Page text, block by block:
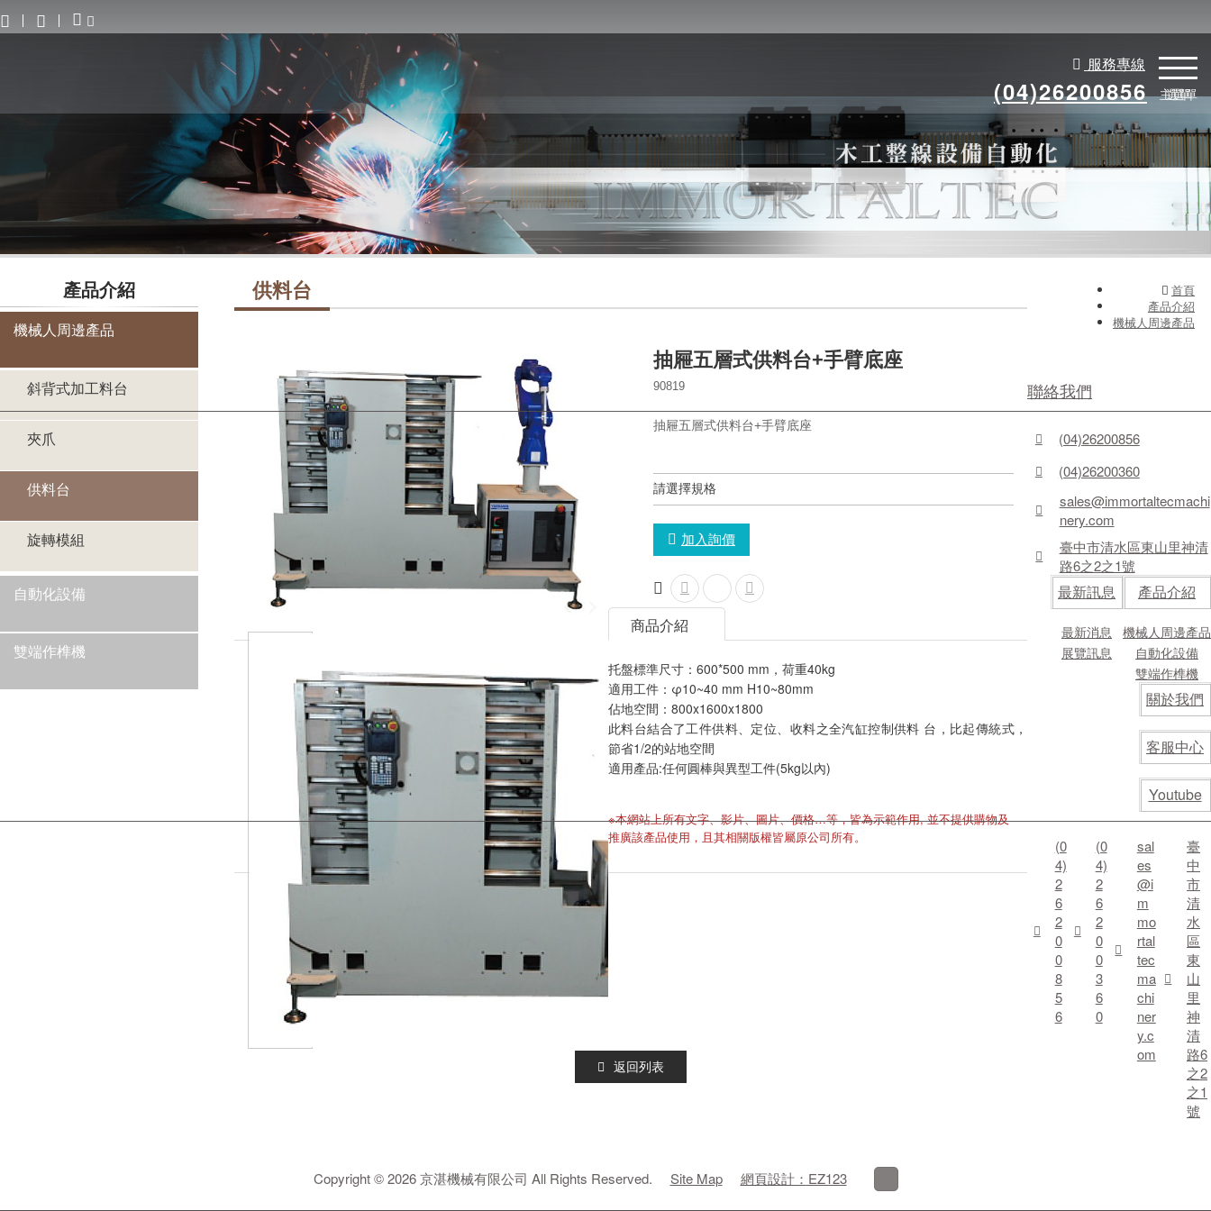
服務專線
(04)26200856 主選單
選單
首頁
產品介紹
機械人周邊產品
產品介紹
機械人周邊產品
斜背式加工料台
夾爪
二指機械夾爪
三指定心機械夾爪
供料台
旋轉模組
自動化設備
雙端作榫機
供料台
抽屜五層式供料台+手臂底座
90819
抽屜五層式供料台+手臂底座
加入詢價
商品介紹
托盤標準尺寸：600*500 mm，荷重40kg
適用工件：φ10~40 mm H10~80mm
佔地空間：800x1600x1800
此料台結合了工件供料、定位、收料之全汽缸控制供料 台，比起傳統式，
節省1/2的站地空間
適用產品:任何圓棒與異型工件(5kg以內)
※本網站上所有文字、影片、圖片、價格…等，皆為示範作用, 並不提供購物及
推廣該產品使用，且其相關版權皆屬原公司所有。
返回列表
聯絡我們
(04)26200856
(04)26200360
sales@immortaltecmachi
nery.com
臺中市清水區東山里神清
路6之2之1號
最新訊息
最新消息
展覽訊息
產品介紹
機械人周邊產品
自動化設備
雙端作榫機
關於我們
客服中心
Youtube
(0
4)
2
6
2
0
0
8
5
6
(0
4)
2
6
2
0
0
3
6
0
sal
es
@i
m
mo
rtal
tec
ma
chi
ner
y.c
om
臺
中
市
清
水
區
東
山
里
神
清
路6
之2
之1
號
Copyright © 2026 京湛機械有限公司 All Rights Reserved. Site Map 網頁設計：EZ123